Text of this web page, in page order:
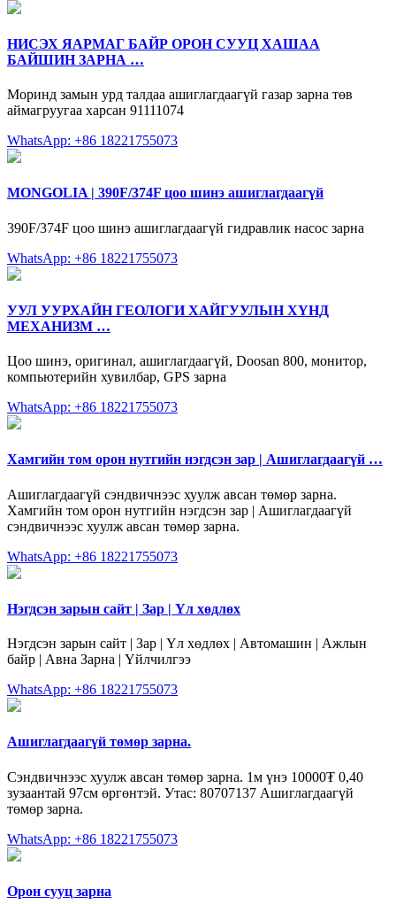
НИСЭХ ЯАРМАГ БАЙР ОРОН СУУЦ ХАШАА
БАЙШИН ЗАРНА …
Моринд замын урд талдаа ашиглагдаагүй газар зарна төв
аймагруугаа харсан 91111074
WhatsApp: +86 18221755073
MONGOLIA | 390F/374F цоо шинэ ашиглагдаагүй
390F/374F цоо шинэ ашиглагдаагүй гидравлик насос зарна
WhatsApp: +86 18221755073
УУЛ УУРХАЙН ГЕОЛОГИ ХАЙГУУЛЫН ХҮНД
МЕХАНИЗМ …
Цоо шинэ, оригинал, ашиглагдаагүй, Doosan 800, монитор,
компьютерийн хувилбар, GPS зарна
WhatsApp: +86 18221755073
Хамгийн том орон нутгийн нэгдсэн зар | Ашиглагдаагүй …
Ашиглагдаагүй сэндвичнээс хуулж авсан төмөр зарна.
Хамгийн том орон нутгийн нэгдсэн зар | Ашиглагдаагүй
сэндвичнээс хуулж авсан төмөр зарна.
WhatsApp: +86 18221755073
Нэгдсэн зарын сайт | Зар | Үл хөдлөх
Нэгдсэн зарын сайт | Зар | Үл хөдлөх | Автомашин | Ажлын
байр | Авна Зарна | Үйлчилгээ
WhatsApp: +86 18221755073
Ашиглагдаагүй төмөр зарна.
Сэндвичнээс хуулж авсан төмөр зарна. 1м үнэ 10000₮ 0,40
зузаантай 97см өргөнтэй. Утас: 80707137 Ашиглагдаагүй
төмөр зарна.
WhatsApp: +86 18221755073
Орон сууц зарна